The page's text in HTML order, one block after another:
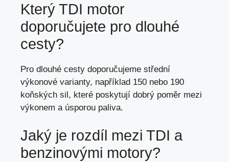
Který TDI motor
doporučujete pro dlouhé
cesty?
Pro dlouhé cesty doporučujeme střední
výkonové varianty, například 150 nebo 190
koňských sil, které poskytují dobrý poměr mezi
výkonem a úsporou paliva.
Jaký je rozdíl mezi TDI a
benzinovými motory?